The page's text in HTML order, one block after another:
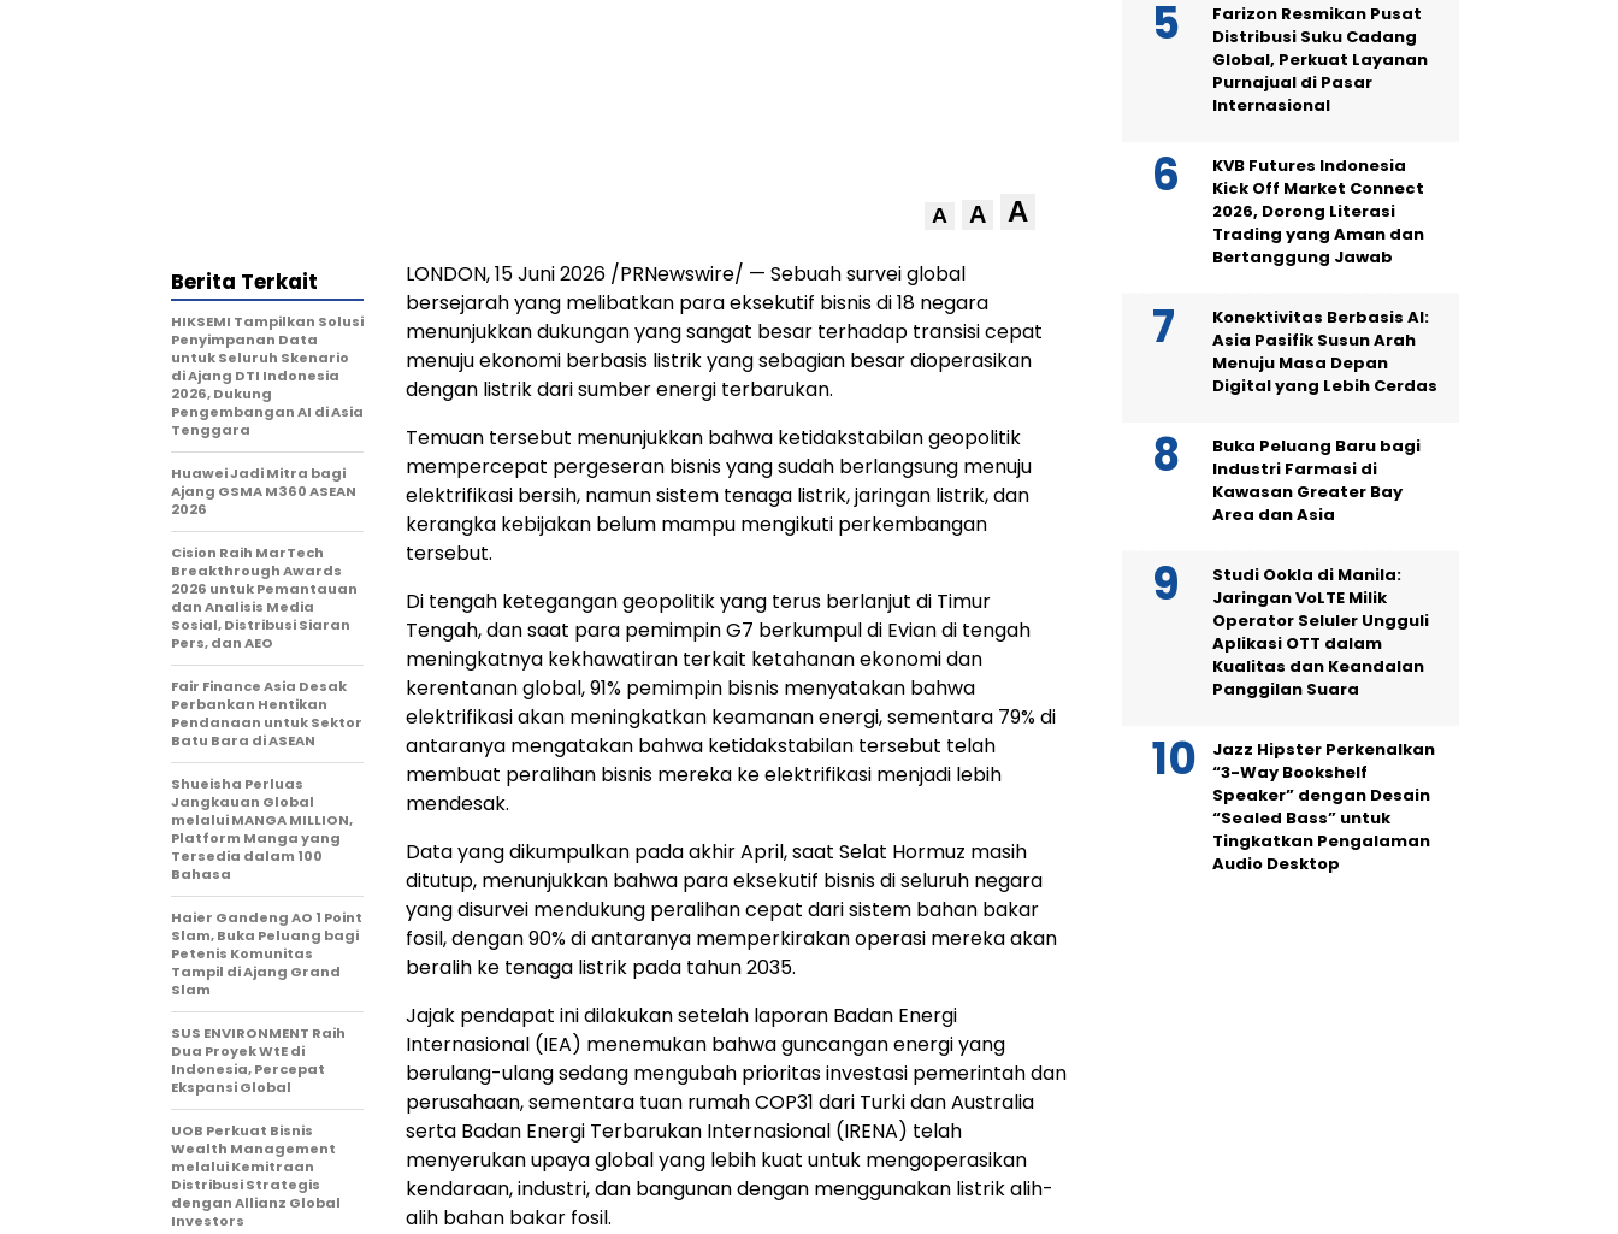
A A A
LONDON,15 Juni 2026 /PRNewswire/ — Sebuah survei global
bersejarah yang melibatkan para eksekutif bisnis di 18 negara
menunjukkan dukungan yang sangat besar terhadap transisi cepat
menuju ekonomi berbasis listrik yang sebagian besar dioperasikan
dengan listrik dari sumber energi terbarukan.
Temuan tersebut menunjukkan bahwa ketidakstabilan geopolitik
mempercepat pergeseran bisnis yang sudah berlangsung menuju
elektrifikasi bersih, namun sistem tenaga listrik, jaringan listrik, dan
kerangka kebijakan belum mampu mengikuti perkembangan
tersebut.
Di tengah ketegangan geopolitik yang terus berlanjut di Timur
Tengah, dan saat para pemimpin G7 berkumpul di Evian di tengah
meningkatnya kekhawatiran terkait ketahanan ekonomi dan
kerentanan global, 91% pemimpin bisnis menyatakan bahwa
elektrifikasi akan meningkatkan keamanan energi, sementara 79% di
antaranya mengatakan bahwa ketidakstabilan tersebut telah
membuat peralihan bisnis mereka ke elektrifikasi menjadi lebih
mendesak.
Data yang dikumpulkan pada akhir April, saat Selat Hormuz masih
ditutup, menunjukkan bahwa para eksekutif bisnis di seluruh negara
yang disurvei mendukung peralihan cepat dari sistem bahan bakar
fosil, dengan 90% di antaranya memperkirakan operasi mereka akan
beralih ke tenaga listrik pada tahun 2035.
Jajak pendapat ini dilakukan setelah laporan Badan Energi
Internasional (IEA) menemukan bahwa guncangan energi yang
berulang-ulang sedang mengubah prioritas investasi pemerintah dan
perusahaan, sementara tuan rumah COP31 dari Turki dan Australia
serta Badan Energi Terbarukan Internasional (IRENA) telah
menyerukan upaya global yang lebih kuat untuk mengoperasikan
kendaraan, industri, dan bangunan dengan menggunakan listrik alih-
alih bahan bakar fosil.
Berita Terkait
HIKSEMI Tampilkan Solusi
Penyimpanan Data
untuk Seluruh Skenario
di Ajang DTI Indonesia
2026, Dukung
Pengembangan AI di Asia
Tenggara
Huawei Jadi Mitra bagi
Ajang GSMA M360 ASEAN
2026
Cision Raih MarTech
Breakthrough Awards
2026 untuk Pemantauan
dan Analisis Media
Sosial, Distribusi Siaran
Pers, dan AEO
Fair Finance Asia Desak
Perbankan Hentikan
Pendanaan untuk Sektor
Batu Bara di ASEAN
Shueisha Perluas
Jangkauan Global
melalui MANGA MILLION,
Platform Manga yang
Tersedia dalam 100
Bahasa
Haier Gandeng AO 1 Point
Slam, Buka Peluang bagi
Petenis Komunitas
Tampil di Ajang Grand
Slam
SUS ENVIRONMENT Raih
Dua Proyek WtE di
Indonesia, Percepat
Ekspansi Global
UOB Perkuat Bisnis
Wealth Management
melalui Kemitraan
Distribusi Strategis
dengan Allianz Global
Investors
Farizon Resmikan Pusat
Distribusi Suku Cadang
Global, Perkuat Layanan
Purnajual di Pasar
Internasional
KVB Futures Indonesia
Kick Off Market Connect
2026, Dorong Literasi
Trading yang Aman dan
Bertanggung Jawab
Konektivitas Berbasis AI:
Asia Pasifik Susun Arah
Menuju Masa Depan
Digital yang Lebih Cerdas
Buka Peluang Baru bagi
Industri Farmasi di
Kawasan Greater Bay
Area dan Asia
Studi Ookla di Manila:
Jaringan VoLTE Milik
Operator Seluler Ungguli
Aplikasi OTT dalam
Kualitas dan Keandalan
Panggilan Suara
Jazz Hipster Perkenalkan
“3-Way Bookshelf
Speaker” dengan Desain
“Sealed Bass” untuk
Tingkatkan Pengalaman
Audio Desktop